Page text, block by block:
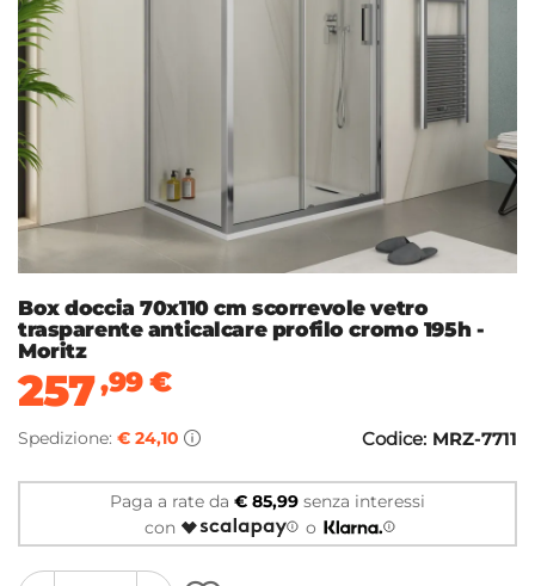
Box doccia 70x110 cm scorrevole vetro
trasparente anticalcare profilo cromo 195h -
Moritz
257,99€
Spedizione: € 24,10 Codice: MRZ-7711
Paga a rate da € 85,99 senza interessi
con
o